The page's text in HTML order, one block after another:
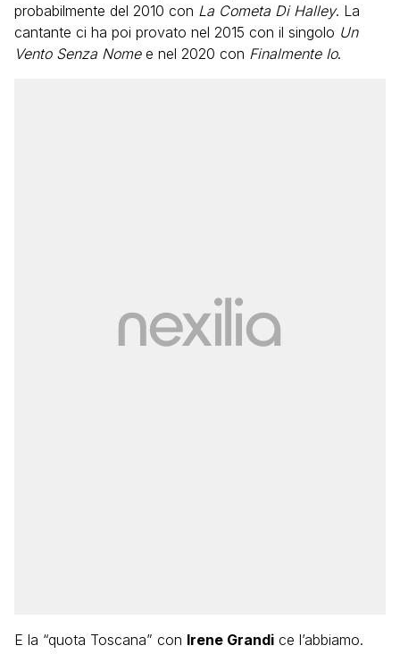
probabilmente del 2010 con La Cometa Di Halley. La
cantante ci ha poi provato nel 2015 con il singolo Un
Vento Senza Nomee nel 2020 con Finalmente Io.
E la “quota Toscana” con Irene Grandi ce l’abbiamo.